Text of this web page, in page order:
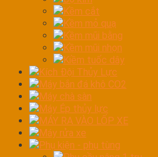
Kềm cắt
Kềm mỏ quạ
Kềm mũi bằng
Kềm mũi nhọn
Kiềm tuốc dây
Kích Đội Thủy Lực
Máy bắn đá khô CO2
Máy chà sàn
Máy Ép thủy lực
MÁY RA VÀO LỐP XE
Máy rửa xe
Phụ kiện - phụ tùng